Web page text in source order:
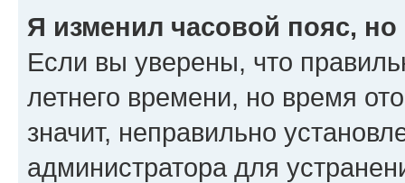
Я изменил часовой пояс,
Если вы уверены, что
летнего времени, но время
значит, неправильно
администратора для